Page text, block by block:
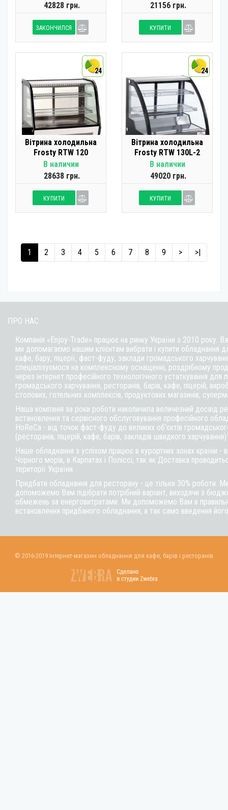
42828 грн.
ЗАКОНЧИЛСЯ
21156 грн.
КУПИТИ
24
Вітрина холодильна
Frosty RTW 120
В наличии
28638 грн.
КУПИТИ
24
Вітрина холодильна
Frosty RTW 130L-2
В наличии
49020 грн.
КУПИТИ
1 2 3 4 5 6 7 8 9 > >|
ПРО НАС
Компанія «Enjoy-Trade» працює на ринку України з 2010 року.
ми допомагаємо нашим клієнтам вибрати і купити обладнання
кафе, бару, піцерії, фаст-фуду, заклади громадського
спеціалізуємося на комплексному оснащенні, роздрібному
через інтернет професійного технологічного устаткування для
громадського харчування, ресторанів, барів, кафе, піцерій,
столових, готельних комплексів, продуктових магазинів,
Наша компанія за роки роботи накопичила величезний досвід
встановлення та сервісного обслуговування професійного
HoReCa - від точок фаст-фуду до великих об'єктів
(ресторанів, піцерій, кафе, барів, закладів швидкого харчування)
Наше обладнання з успіхом працює в курортних зонах країни -
Чорного морів, в Карпатах і Поліссі, так як Доставка
території України.
Придбати обладнання для ресторану - це тільки 30% роботи.
допоможемо Вам підібрати потрібний варіант, виходячи з
обмежень за енерговитратами. Ми допоможемо Вам в
встановлення придбаного обладнання, а так само введення
© 2016-2019 Інтернет-магазин обладнання для кафе, барів і ресторанів